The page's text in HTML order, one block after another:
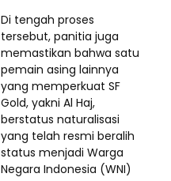
Di tengah proses
tersebut, panitia juga
memastikan bahwa satu
pemain asing lainnya
yang memperkuat SF
Gold, yakni Al Haj,
berstatus naturalisasi
yang telah resmi beralih
status menjadi Warga
Negara Indonesia (WNI)